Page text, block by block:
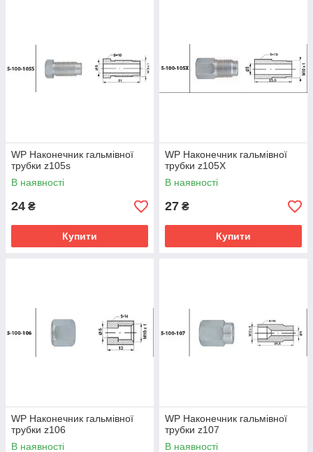
WP Наконечник гальмівної
трубки z105s
В наявності
24 ₴
Купити
WP Наконечник гальмівної
трубки z105X
В наявності
27 ₴
Купити
WP Наконечник гальмівної
трубки z106
В наявності
WP Наконечник гальмівної
трубки z107
В наявності